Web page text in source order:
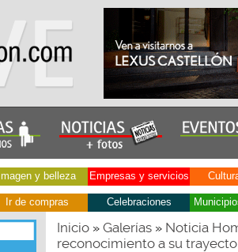
Imagen y belleza Empresas y servicios
Ir de compras Celebraciones
Inicio» Galerías» Noticia
reconocimiento a su